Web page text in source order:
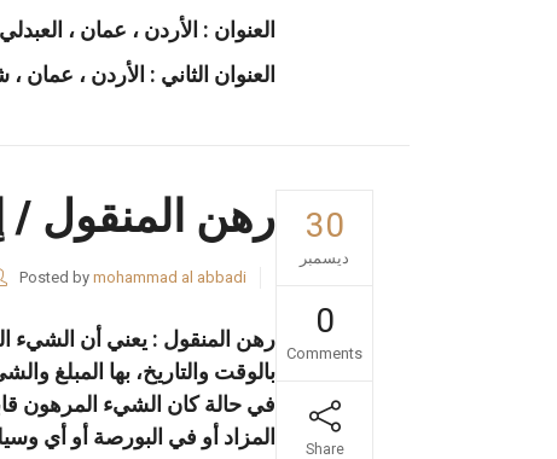
العنوان : الأردن ، عمان ،
العنوان الثاني : الأردن ،
30
ديسمبر
0
Comments
Share
رهن المنقول
Posted by mohammad al abbadi
رهن المنقول : يعني أن الشيء
بالوقت والتاريخ، بها المبلغ
في حالة كان الشيء المرهون
المزاد أو في البورصة أو أي